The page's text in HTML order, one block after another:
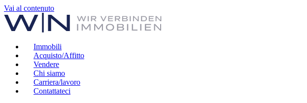
Vai al contenuto
Immobili
Acquisto/Affitto
Vendere
Chi siamo
Carriera/lavoro
Contattateci